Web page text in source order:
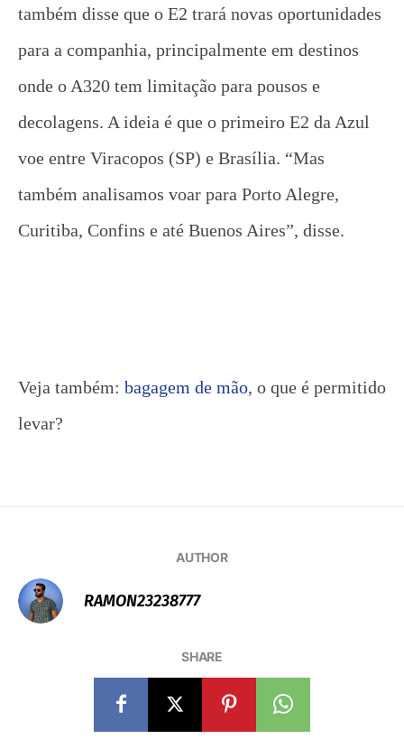
também disse que o E2 trará novas oportunidades
para a companhia, principalmente em destinos
onde o A320 tem limitação para pousos e
decolagens. A ideia é que o primeiro E2 da Azul
voe entre Viracopos (SP) e Brasília. “Mas
também analisamos voar para Porto Alegre,
Curitiba, Confins e até Buenos Aires”, disse.
Veja também: bagagem de mão, o que é permitido
levar?
AUTHOR
RAMON23238777
SHARE